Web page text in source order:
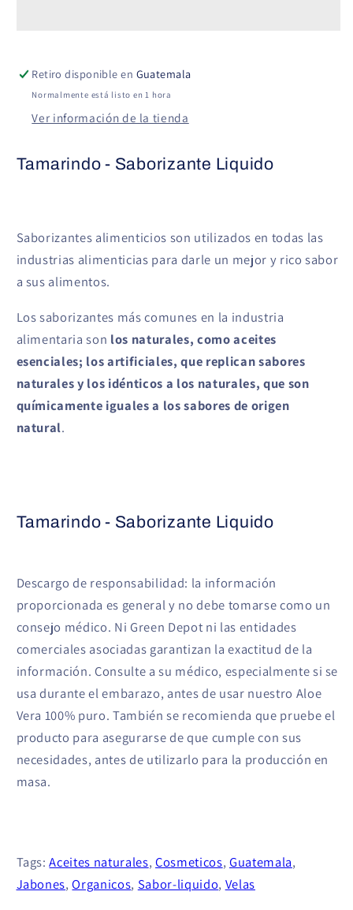
Retiro disponible en Guatemala
Normalmente está listo en 1 hora
Ver información de la tienda
Tamarindo - Saborizante Liquido
Saborizantes alimenticios son utilizados en todas las
industrias alimenticias para darle un mejor y rico sabor
a sus alimentos.
Los saborizantes más comunes en la industria
alimentaria son los naturales, como aceites
esenciales; los artificiales, que replican sabores
naturales y los idénticos a los naturales, que son
químicamente iguales a los sabores de origen
natural.
Tamarindo - Saborizante Liquido
Descargo de responsabilidad: la información
proporcionada es general y no debe tomarse como un
consejo médico. Ni Green Depot ni las entidades
comerciales asociadas garantizan la exactitud de la
información. Consulte a su médico, especialmente si se
usa durante el embarazo, antes de usar nuestro Aloe
Vera 100% puro. También se recomienda que pruebe el
producto para asegurarse de que cumple con sus
necesidades, antes de utilizarlo para la producción en
masa.
Tags:Aceites naturales,Cosmeticos, Guatemala,
Jabones,Organicos, Sabor-liquido, Velas